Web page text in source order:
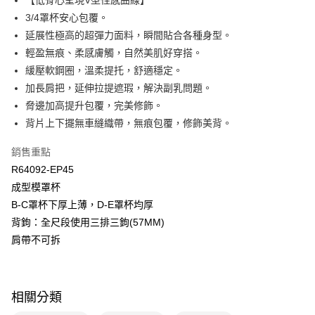
匯豐（台灣）商業銀行
聯邦商業銀行
元大商業銀行
永豐商業銀行
玉山商業銀行
星展（台灣）商業銀行
台新國際商業銀行
中國信託商業銀行
台灣樂天信用卡公司
悠遊付
AFTEE先享後付
相關說明
【關於「AFTEE先享後付」】
AFTEE先享後付是「在收到商品之後才付款」的支付方式。 讓您購物簡單
便利好安心！
２．便利：只要手機號碼，簡訊認證，即可結帳。
３．安心：先確認商品／服務後，再付款。
【「AFTEE先享後付」結帳流程】
１．於結帳方式選擇「AFTEE先享後付」後，將跳轉至「AFTEE先享後付」
結帳頁面，進行簡訊認證並確認金額後，即可完成結帳。
２．訂單成立數日內，您將收到繳費通知簡訊。
３．收到繳費通知簡訊後14天內，點擊此簡訊中的連結，可透過四大超商／
後付繳納相關費用。
運送方式
全家取貨付款$888免運-以PackAge+配客嘉循環箱包裝寄出
每筆NT$90，滿NT$888(含以上)免運費
付款後全家取貨$888免運-以PackAge+配客嘉循環箱包裝寄出
每筆NT$90，滿NT$888(含以上)免運費
3/4罩杯安心包覆。
延展性極高的超彈力面料，瞬間貼合各種身型。
輕盈無痕、柔感膚觸，自然美肌好穿搭。
緩壓軟鋼圈，溫柔提托，舒適穩定。
加長肩把，延伸拉提遮瑕，解決副乳問題。
脅邊加高提升包覆，完美修飾。
背片上下擺無車縫織帶，無痕包覆，修飾美背。
銷售重點
R64092-EP45
成型模罩杯
B-C罩杯下厚上薄，D-E罩杯均厚
背鉤：全尺段使用三排三鉤(57MM)
肩帶不可拆
相關分類